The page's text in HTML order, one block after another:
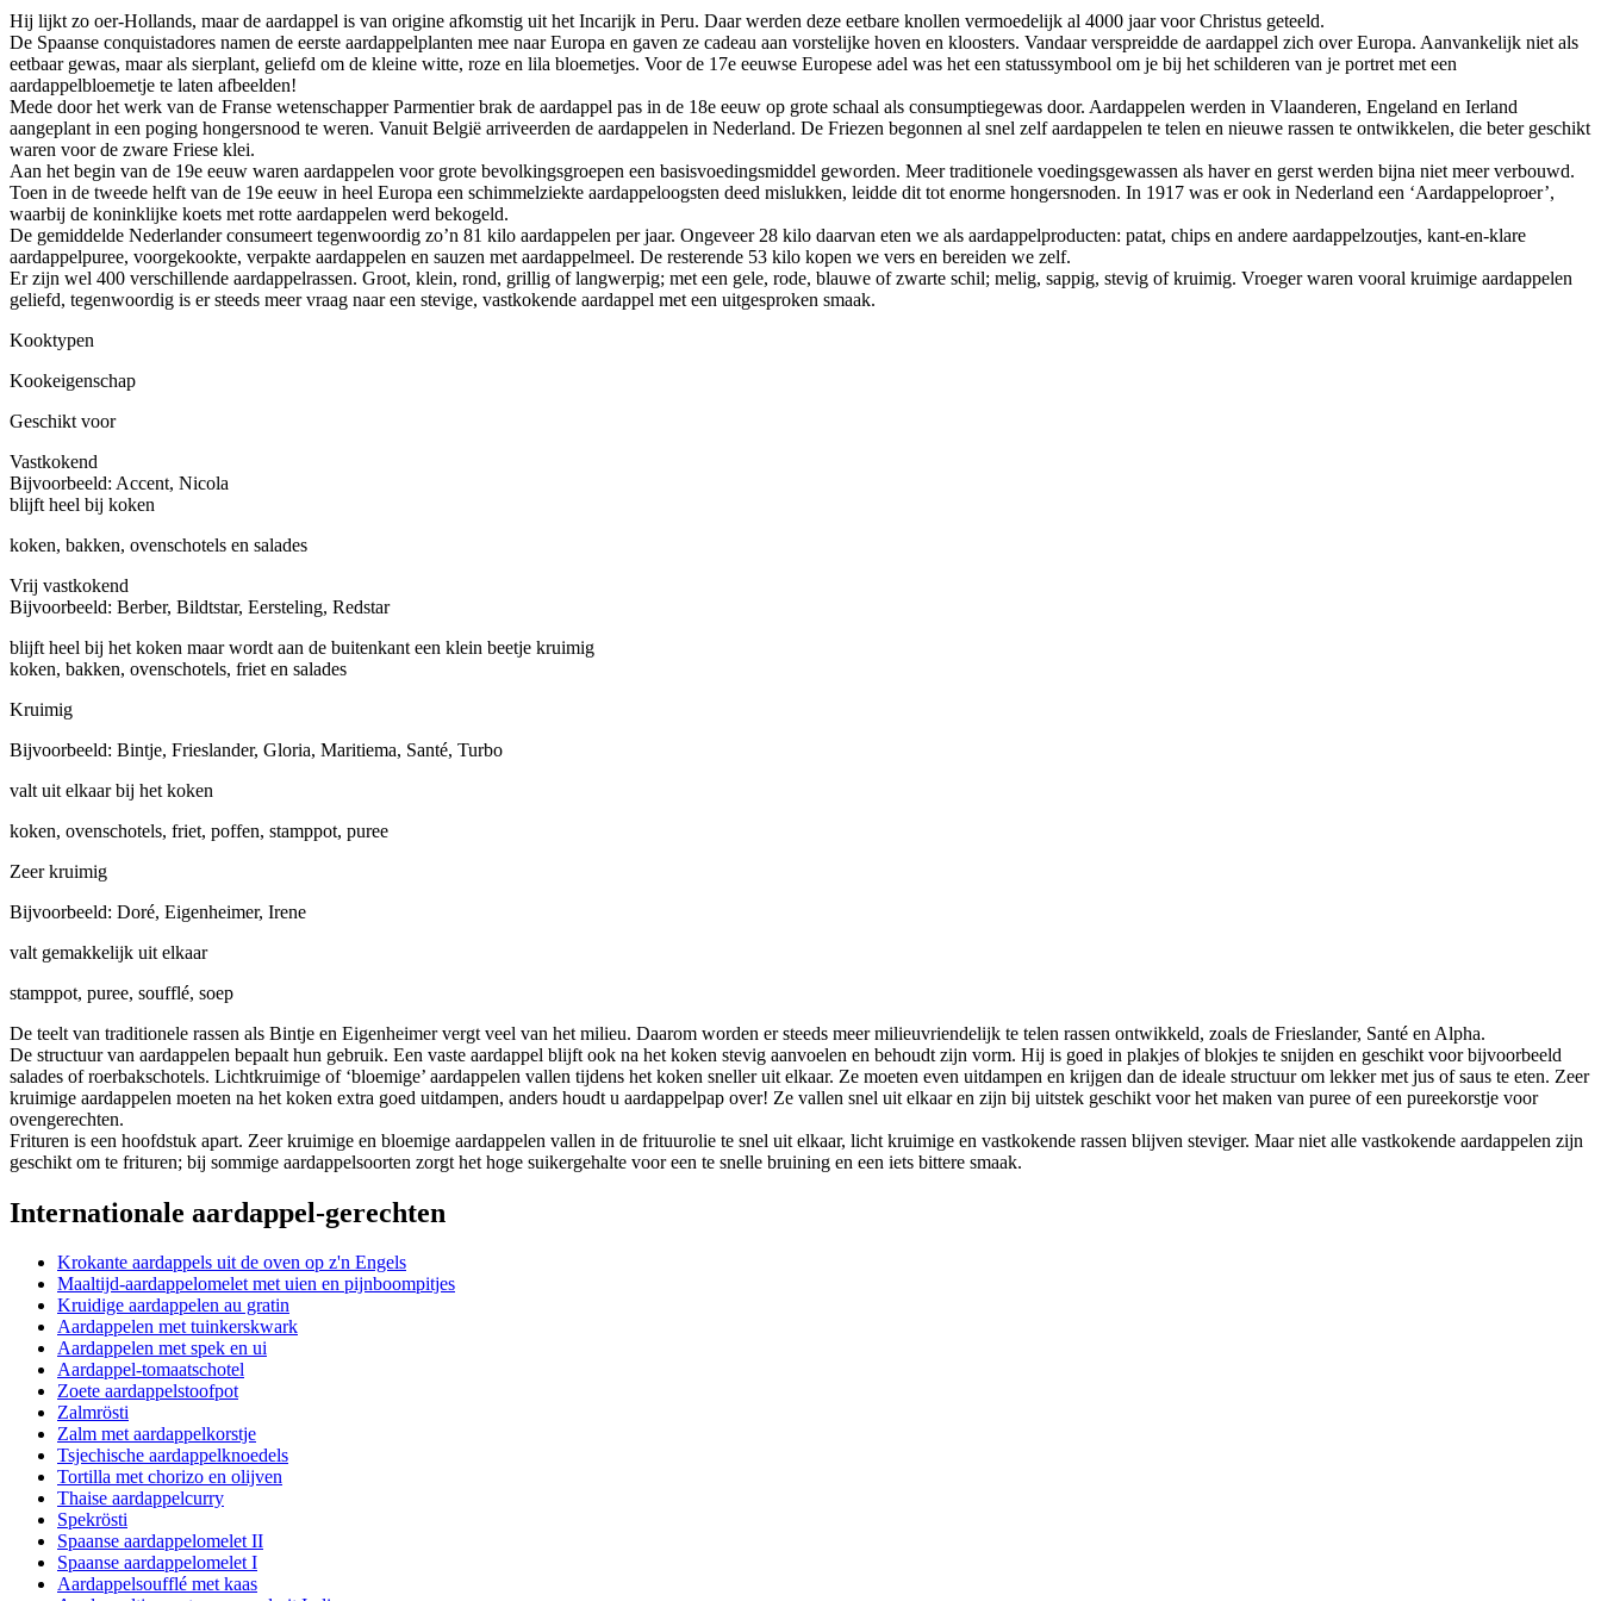
Hij lijkt zo oer-Hollands, maar de aardappel is van origine afkomstig uit het Incarijk in Peru. Daar werden deze eetbare knollen vermoedelijk al 4000 jaar voor Christus geteeld.
De Spaanse conquistadores namen de eerste aardappelplanten mee naar Europa en gaven ze cadeau aan vorstelijke hoven en kloosters. Vandaar verspreidde de aardappel zich over Europa. Aanvankelijk niet als
eetbaar gewas, maar als sierplant, geliefd om de kleine witte, roze en lila bloemetjes. Voor de 17e eeuwse Europese adel was het een statussymbool om je bij het schilderen van je portret met een
aardappelbloemetje te laten afbeelden!
Mede door het werk van de Franse wetenschapper Parmentier brak de aardappel pas in de 18e eeuw op grote schaal als consumptiegewas door. Aardappelen werden in Vlaanderen, Engeland en Ierland
aangeplant in een poging hongersnood te weren. Vanuit België arriveerden de aardappelen in Nederland. De Friezen begonnen al snel zelf aardappelen te telen en nieuwe rassen te ontwikkelen, die beter geschikt
waren voor de zware Friese klei.
Aan het begin van de 19e eeuw waren aardappelen voor grote bevolkingsgroepen een basisvoedingsmiddel geworden. Meer traditionele voedingsgewassen als haver en gerst werden bijna niet meer verbouwd.
Toen in de tweede helft van de 19e eeuw in heel Europa een schimmelziekte aardappeloogsten deed mislukken, leidde dit tot enorme hongersnoden. In 1917 was er ook in Nederland een ‘Aardappeloproer’,
waarbij de koninklijke koets met rotte aardappelen werd bekogeld.
De gemiddelde Nederlander consumeert tegenwoordig zo’n 81 kilo aardappelen per jaar. Ongeveer 28 kilo daarvan eten we als aardappelproducten: patat, chips en andere aardappelzoutjes, kant-en-klare
aardappelpuree, voorgekookte, verpakte aardappelen en sauzen met aardappelmeel. De resterende 53 kilo kopen we vers en bereiden we zelf.
Er zijn wel 400 verschillende aardappelrassen. Groot, klein, rond, grillig of langwerpig; met een gele, rode, blauwe of zwarte schil; melig, sappig, stevig of kruimig. Vroeger waren vooral kruimige aardappelen
geliefd, tegenwoordig is er steeds meer vraag naar een stevige, vastkokende aardappel met een uitgesproken smaak.
Kooktypen
Kookeigenschap
Geschikt voor
Vastkokend
Bijvoorbeeld: Accent, Nicola
blijft heel bij koken
koken, bakken, ovenschotels en salades
Vrij vastkokend
Bijvoorbeeld: Berber, Bildtstar, Eersteling, Redstar
blijft heel bij het koken maar wordt aan de buitenkant een klein beetje kruimig
koken, bakken, ovenschotels, friet en salades
Kruimig
Bijvoorbeeld: Bintje, Frieslander, Gloria, Maritiema, Santé, Turbo
valt uit elkaar bij het koken
koken, ovenschotels, friet, poffen, stamppot, puree
Zeer kruimig
Bijvoorbeeld: Doré, Eigenheimer, Irene
valt gemakkelijk uit elkaar
stamppot, puree, soufflé, soep
De teelt van traditionele rassen als Bintje en Eigenheimer vergt veel van het milieu. Daarom worden er steeds meer milieuvriendelijk te telen rassen ontwikkeld, zoals de Frieslander, Santé en Alpha.
De structuur van aardappelen bepaalt hun gebruik. Een vaste aardappel blijft ook na het koken stevig aanvoelen en behoudt zijn vorm. Hij is goed in plakjes of blokjes te snijden en geschikt voor bijvoorbeeld
salades of roerbakschotels. Lichtkruimige of ‘bloemige’ aardappelen vallen tijdens het koken sneller uit elkaar. Ze moeten even uitdampen en krijgen dan de ideale structuur om lekker met jus of saus te eten. Zeer
kruimige aardappelen moeten na het koken extra goed uitdampen, anders houdt u aardappelpap over! Ze vallen snel uit elkaar en zijn bij uitstek geschikt voor het maken van puree of een pureekorstje voor
ovengerechten.
Frituren is een hoofdstuk apart. Zeer kruimige en bloemige aardappelen vallen in de frituurolie te snel uit elkaar, licht kruimige en vastkokende rassen blijven steviger. Maar niet alle vastkokende aardappelen zijn
geschikt om te frituren; bij sommige aardappelsoorten zorgt het hoge suikergehalte voor een te snelle bruining en een iets bittere smaak.
Internationale aardappel-gerechten
Krokante aardappels uit de oven op z'n Engels
Maaltijd-aardappelomelet met uien en pijnboompitjes
Kruidige aardappelen au gratin
Aardappelen met tuinkerskwark
Aardappelen met spek en ui
Aardappel-tomaatschotel
Zoete aardappelstoofpot
Zalmrösti
Zalm met aardappelkorstje
Tsjechische aardappelknoedels
Tortilla met chorizo en olijven
Thaise aardappelcurry
Spekrösti
Spaanse aardappelomelet II
Spaanse aardappelomelet I
Aardappelsoufflé met kaas